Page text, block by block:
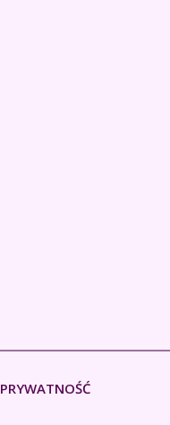
PRYWATNOŚĆ